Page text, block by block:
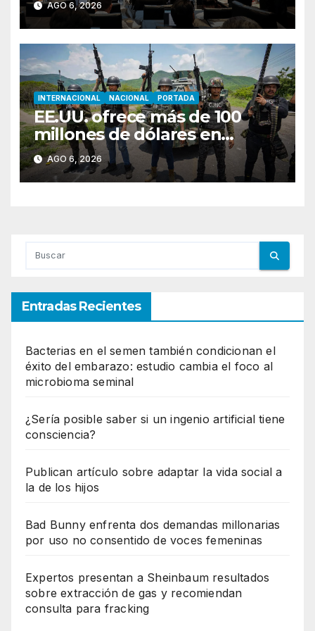
Centroamericanos Santo
Domingo 2026
AGO 6, 2026
INTERNACIONAL NACIONAL PORTADA
EE.UU. ofrece más de 100
millones de dólares en
recompensas por líderes del
CJNG
AGO 6, 2026
Entradas Recientes
Bacterias en el semen también condicionan el
éxito del embarazo: estudio cambia el foco al
microbioma seminal
¿Sería posible saber si un ingenio artificial tiene
consciencia?
Publican artículo sobre adaptar la vida social a
la de los hijos
Bad Bunny enfrenta dos demandas millonarias
por uso no consentido de voces femeninas
Expertos presentan a Sheinbaum resultados
sobre extracción de gas y recomiendan
consulta para fracking